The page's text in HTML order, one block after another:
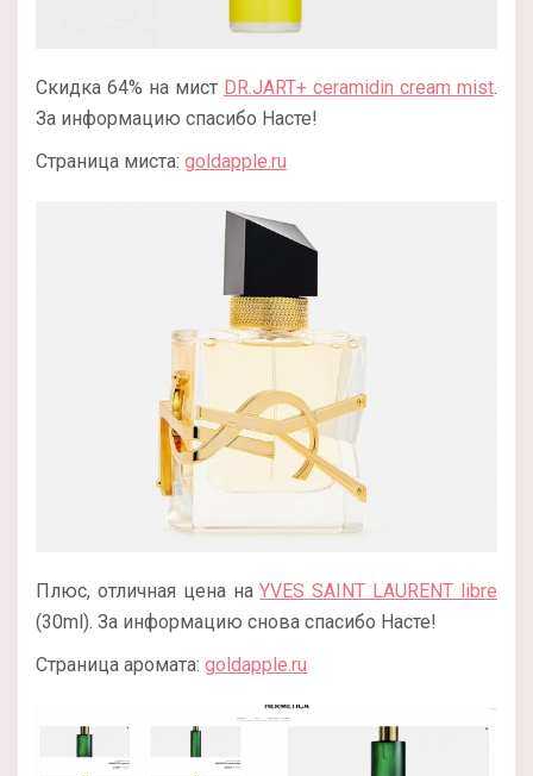
Скидка 64% на мист DR.JART+ ceramidin cream mist.
За информацию спасибо Насте!
Страница миста: goldapple.ru
Плюс, отличная цена наYVES SAINT LAURENT libre
(30ml). За информацию снова спасибо Насте!
Страница аромата: goldapple.ru